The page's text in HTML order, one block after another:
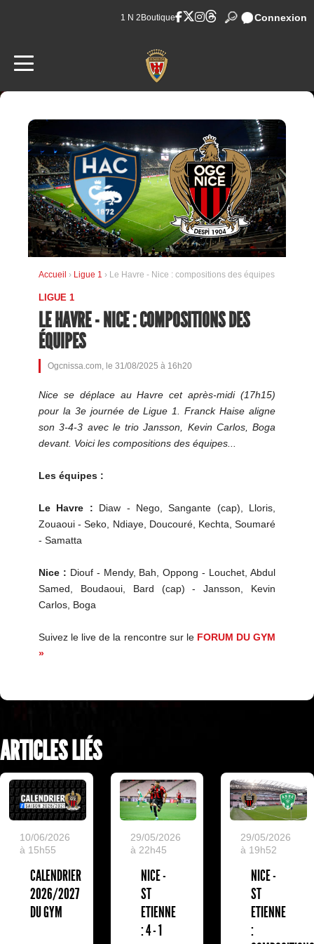
1 N 2 Boutique Connexion
Accueil › Ligue 1 › Le Havre - Nice : compositions des équipes
LIGUE 1
LE HAVRE - NICE : COMPOSITIONS DES
ÉQUIPES
Ogcnissa.com, le 31/08/2025 à 16h20
Nice se déplace au Havre cet après-midi (17h15)
pour la 3e journée de Ligue 1. Franck Haise aligne
son 3-4-3 avec le trio Jansson, Kevin Carlos, Boga
devant. Voici les compositions des équipes...
Les équipes :
Le Havre : Diaw - Nego, Sangante (cap), Lloris,
Zouaoui - Seko, Ndiaye, Doucouré, Kechta, Soumaré
- Samatta
Nice : Diouf - Mendy, Bah, Oppong - Louchet, Abdul
Samed, Boudaoui, Bard (cap) - Jansson, Kevin
Carlos, Boga
Suivez le live de la rencontre sur le FORUM DU GYM
»
ARTICLES LIÉS
10/06/2026
à 15h55
CALENDRIER
2026/2027
DU GYM
29/05/2026
à 22h45
NICE -
ST
ETIENNE
: 4 - 1
29/05/2026
à 19h52
NICE -
ST
ETIENNE
: